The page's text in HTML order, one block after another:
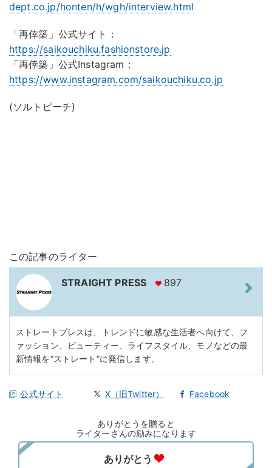
dept.co.jp/honten/h/wgh/interview.html
「再倖築」公式サイト：
https://saikouchiku.fashionstore.jp
「再倖築」公式Instagram：
https://www.instagram.com/saikouchiku.co.jp
(ソルトピーチ)
この記事のライター
STRAIGHT PRESS 897
ストレートプレスは、トレンドに敏感な生活者へ向けて、フ
ァッション、ビューティー、ライフスタイル、モノなどの最
新情報を“ストレート”に発信します。
公式サイト X（旧Twitter） Facebook
ありがとうを贈ると
ライターさんの励みになります